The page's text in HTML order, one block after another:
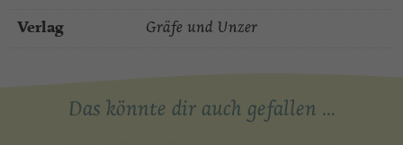
Verlag Gräfe und Unzer
Das könnte dir auch gefallen …